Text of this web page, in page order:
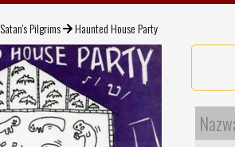
Satan's Pilgrims Haunted House Party